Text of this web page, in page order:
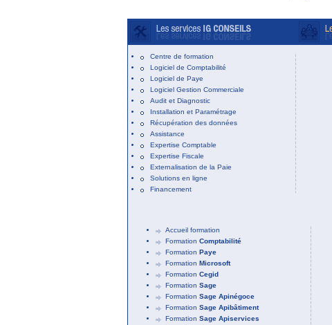
Centre de formation
Logiciel de Comptabilité
Logiciel de Paye
Logiciel Gestion Commerciale
Audit et Diagnostic
Installation et Paramétrage
Récupération des données
Assistance
Expertise Comptable
Expertise Fiscale
Externalisation de la Paie
Solutions en ligne
Financement
Accueil formation
Formation Comptabilité
Formation Paye
Formation Microsoft
Formation Cegid
Formation Sage
Formation Sage Apinégoce
Formation Sage Apibâtiment
Formation Sage Apiservices